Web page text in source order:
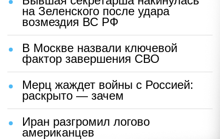
на Зеленского после удара
возмездия ВС РФ
В Москве назвали ключевой
фактор завершения СВО
Мерц жаждет войны с Россией:
раскрыто — зачем
Иран разгромил логово
американцев